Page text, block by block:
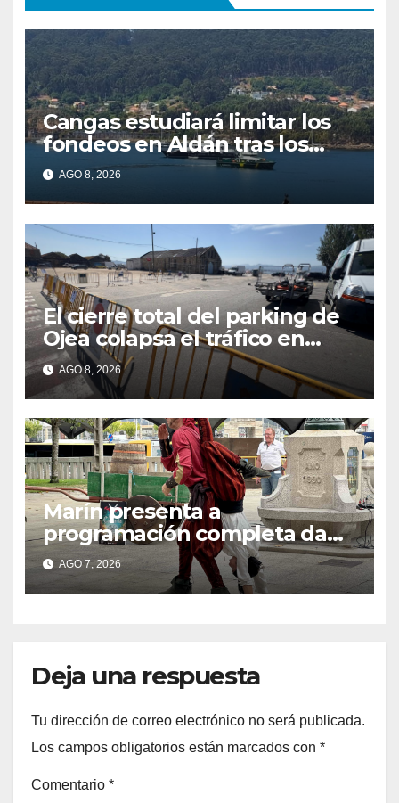
Cangas estudiará limitar los
fondeos en Aldán tras los
últimos episodios de
contaminación en Arneles
AGO 8, 2026
El cierre total del parking de
Ojea colapsa el tráfico en
Cangas
AGO 8, 2026
Marín presenta a
programación completa da
Festa Corsaria, que bate
todos os récords de
participación con 100
AGO 7, 2026
Deja una respuesta
Tu dirección de correo electrónico no será publicada.
Los campos obligatorios están marcados con *
Comentario *